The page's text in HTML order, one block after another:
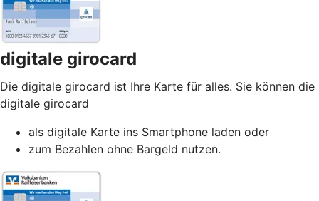
digitale girocard
Die digitale girocard ist Ihre Karte für alles. Sie können die
digitale girocard
als digitale Karte ins Smartphone laden oder
zum Bezahlen ohne Bargeld nutzen.